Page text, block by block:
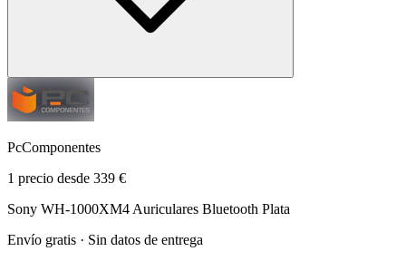
PcComponentes
1 precio desde 339 €
Sony WH-1000XM4 Auriculares Bluetooth Plata
Envío gratis · Sin datos de entrega